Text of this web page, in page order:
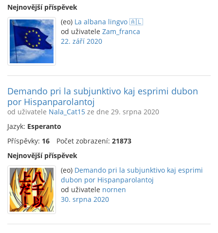
Nejnovější příspěvek
(eo) La albana lingvo 🇦🇱
od uživatele Zam_franca
22. září 2020
Demando pri la subjunktivo kaj esprimi dubon
por Hispanparolantoj
od uživatele Nala_Cat15 ze dne 29. srpna 2020
Jazyk: Esperanto
Příspěvky: 16 Počet zobrazení: 21873
Nejnovější příspěvek
(eo) Demando pri la subjunktivo kaj esprimi
dubon por Hispanparolantoj
od uživatele nornen
30. srpna 2020